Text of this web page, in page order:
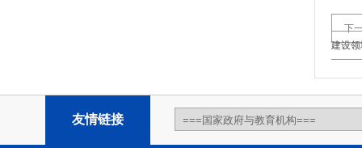
下
建设
友情链接